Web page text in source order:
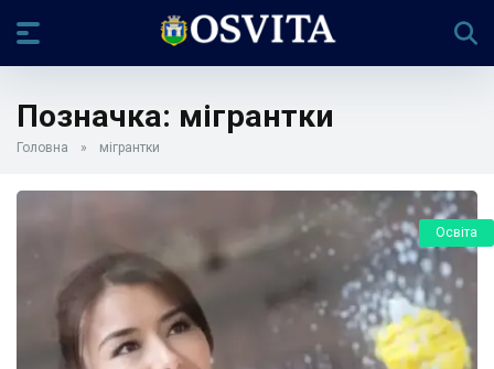
Позначка: мігрантки
Головна » мігрантки
Освіта